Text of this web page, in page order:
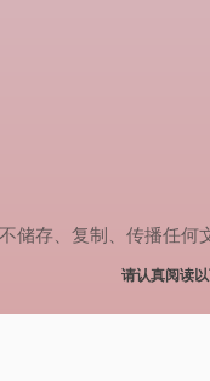
储存、复制、传播任
请认真阅读